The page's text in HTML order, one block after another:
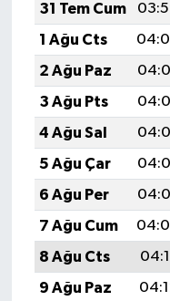
31 Tem Cum
1 Ağu Cts
2 Ağu Paz
3 Ağu Pts
4 Ağu Sal
5 Ağu Çar
6 Ağu Per
7 Ağu Cum
8 Ağu Cts
9 Ağu Paz